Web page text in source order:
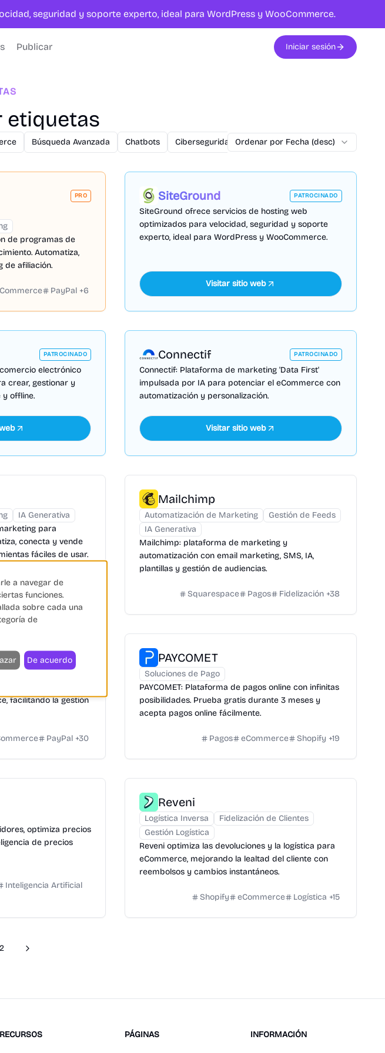
seguridad y soporte experto, ideal para WordPress y WooCommerce.
Publicar Iniciar sesión
etiquetas
Búsqueda Avanzada Chatbots Ciberseguridad commercetools Conversiones
Ordenar por Fecha (desc)
PRO
de programas de
Automatiza,
de afiliación.
PayPal +6
SiteGround PATROCINADO
SiteGround ofrece servicios de hosting web
optimizados para velocidad, seguridad y soporte
experto, ideal para WordPress y WooCommerce.
Visitar sitio web
PATROCINADO
electrónico
crear, gestionar y
y offline.
Connectif PATROCINADO
Connectif: Plataforma de marketing 'Data First'
impulsada por IA para potenciar el eCommerce con
automatización y personalización.
Visitar sitio web
IA Generativa
para
conecta y vende
fáciles de usar.
Artificial
Shopify
Mailchimp
Automatización de Marketing
Gestión de Feeds
IA Generativa
Mailchimp: plataforma de marketing y
automatización con email marketing, SMS, IA,
plantillas y gestión de audiencias.
Squarespace Pagos Fidelización +38
facilitando la gestión
PayPal +30
PAYCOMET
Soluciones de Pago
PAYCOMET: Plataforma de pagos online con infinitas
posibilidades. Prueba gratis durante 3 meses y
acepta pagos online fácilmente.
Pagos eCommerce Shopify +19
optimiza precios
de precios
Inteligencia Artificial
Reveni
Logística Inversa
Fidelización de Clientes
Gestión Logística
Reveni optimiza las devoluciones y la logística para
eCommerce, mejorando la lealtad del cliente con
reembolsos y cambios instantáneos.
Shopify eCommerce Logística +15
2 Next
RECURSOS PÁGINAS INFORMACIÓN
a navegar de
funciones.
sobre cada una
de
De acuerdo